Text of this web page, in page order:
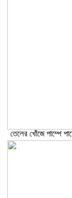
তেলের খোঁজে পাম্পে